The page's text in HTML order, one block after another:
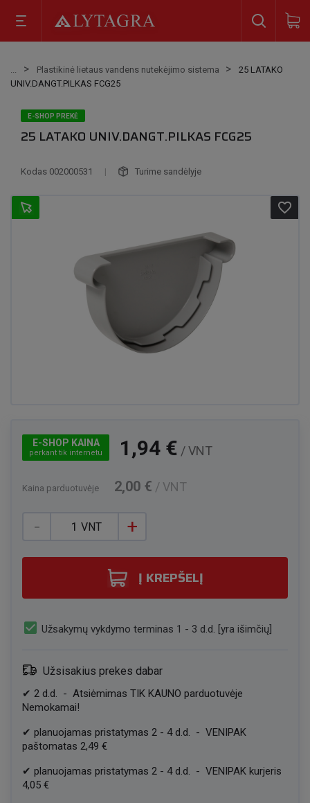
Plastikinė lietaus vandens nutekėjimo sistema
25 LATAKO
UNIV.DANGT.PILKAS FCG25
E-SHOP PREKĖ
25 LATAKO UNIV.DANGT.PILKAS FCG25
Kodas 002000531 | Turime sandėlyje
favorite_border
E-SHOP KAINA
perkant tik internetu 1,94 € / VNT
Kaina parduotuvėje 2,00 € / VNT
- +
VNT
Į KREPŠELĮ
check_box Užsakymų vykdymo terminas 1 - 3 d.d. [yra išimčių]
Užsisakius prekes dabar
✔ 2 d.d. - Atsiėmimas TIK KAUNO parduotuvėje
Nemokamai!
✔ planuojamas pristatymas 2 - 4d.d. - VENIPAK
paštomatas 2,49 €
✔ planuojamas pristatymas 2 - 4d.d. - VENIPAK kurjeris
4,05 €